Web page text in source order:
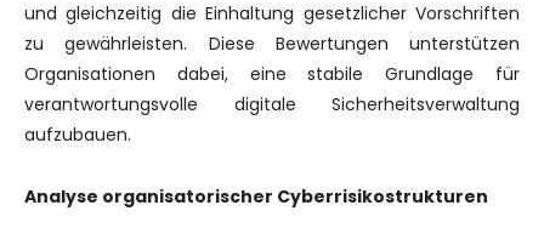
und gleichzeitig die Einhaltung gesetzlicher Vorschriften
zu gewährleisten. Diese Bewertungen unterstützen
Organisationen dabei, eine stabile Grundlage für
verantwortungsvolle digitale Sicherheitsverwaltung
aufzubauen.
Analyse organisatorischer Cyberrisikostrukturen